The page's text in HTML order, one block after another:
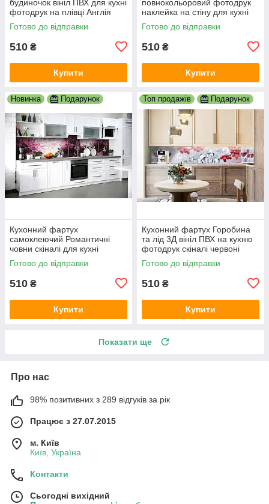
будиночок вініл ПВХ для кухні
фотодрук на плівці Англія
сільський краєвид 600х2000
мм
Готово до відправки
510 ₴
Купити
повнокольоровий фотодрук
наклейка на стіну для кухні
природа краєвид 600х2000
мммм
Готово до відправки
510 ₴
Купити
Новинка Подарунок
Кухонний фартух
самоклеючий Романтичні
човни скіналі для кухні
наклейка ПВХ рожеві дерева
600х2000 мм
Готово до відправки
510 ₴
Купити
Топ продажів Подарунок
Кухонний фартух Горобина
та лід 3Д вініл ПВХ на кухню
фотодрук скіналі червоні
ягоди кубики льоду 600х2000
мм
Готово до відправки
510 ₴
Купити
Показати ще
Про нас
98% позитивних з 289 відгуків за рік
Працює з 27.07.2015
м. Київ
Київ, Україна
Контакти
Сьогодні вихідний